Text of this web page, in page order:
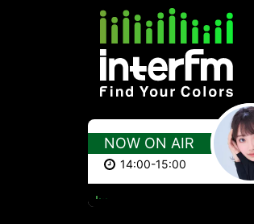
NOW ON AIR
14:00-15:00